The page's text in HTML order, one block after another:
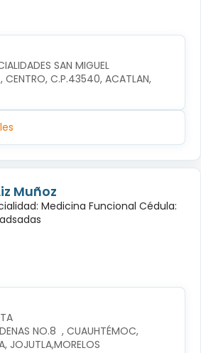
SAN MIGUEL
, CENTRO, C.P.43540, ACATLAN,
Muñoz
Medicina Funcional Cédula:
NO.8  , CUAUHTÉMOC,
JOJUTLA,MORELOS